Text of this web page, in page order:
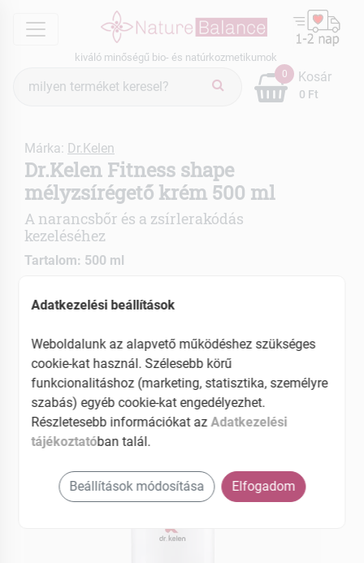
menu
kiváló minőségű bio- és natúrkozmetikumok
keresés
0
0 Ft
Kosár
Márka: Dr.Kelen
Dr.Kelen Fitness shape
mélyzsírégető krém 500 ml
A narancsbőr és a zsírlerakódás
kezeléséhez
Tartalom: 500 ml
Hidratálja és feszesíti a bőrt
EAN: 5997742301449
Adatkezelési beállítások
Weboldalunk az alapvető működéshez szükséges
cookie-kat használ. Szélesebb körű
funkcionalitáshoz (marketing, statisztika, személyre
szabás) egyéb cookie-kat engedélyezhet.
Részletesebb információkat azAdatkezelési
tájékoztatóban talál.
Beállítások módosítása Elfogadom